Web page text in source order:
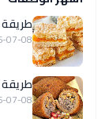
07-08
07-08